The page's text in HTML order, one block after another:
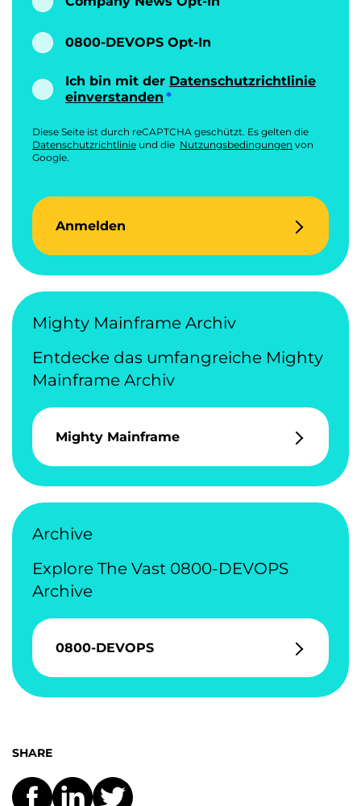
0800-DEVOPS Opt-In
Ich bin mit der Datenschutzrichtlinie
einverstanden
Diese Seite ist durch reCAPTCHA geschützt. Es gelten die
Datenschutzrichtlinie und die Nutzungsbedingungen von
Google.
Anmelden
Mighty Mainframe Archiv
Entdecke das umfangreiche Mighty
Mainframe Archiv
Mighty Mainframe
Archive
Explore The Vast 0800-DEVOPS
Archive
0800-DEVOPS
SHARE